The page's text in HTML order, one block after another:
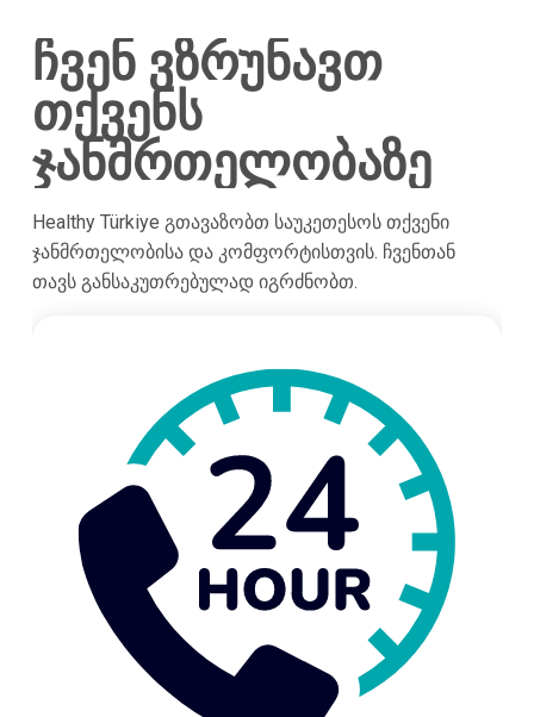
ჩვენ ვზრუნავთ
თქვენს
ჯანმრთელობაზე
Healthy Türkiye გთავაზობთ საუკეთესოს თქვენი
ჯანმრთელობისა და კომფორტისთვის. ჩვენთან
თავს განსაკუთრებულად იგრძნობთ.